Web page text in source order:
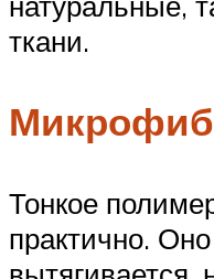
ткани.
Тонкое
практично.